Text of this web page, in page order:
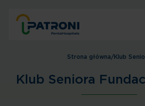
Strona główna/Klub
Klub Seniora